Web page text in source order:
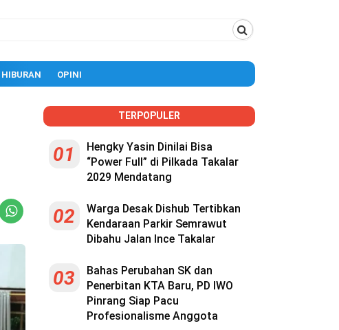
HIBURAN OPINI
TERPOPULER
01
Hengky Yasin Dinilai Bisa
“Power Full” di Pilkada Takalar
2029 Mendatang
02
Warga Desak Dishub Tertibkan
Kendaraan Parkir Semrawut
Dibahu Jalan Ince Takalar
03
Bahas Perubahan SK dan
Penerbitan KTA Baru, PD IWO
Pinrang Siap Pacu
Profesionalisme Anggota